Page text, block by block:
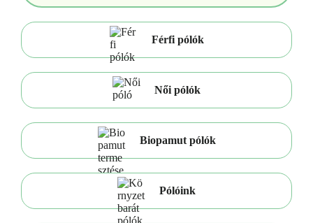
Férfi pólók
Női pólók
Biopamut pólók
Pólóink